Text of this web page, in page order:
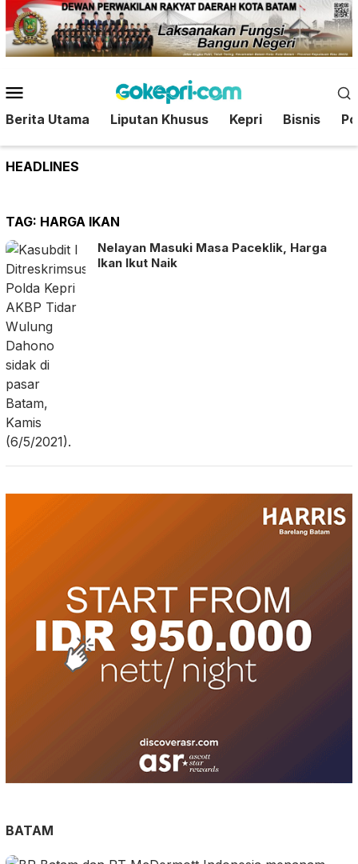
Loncat
ke
konten
Mobile
Berita Utama Liputan Khusus Kepri Bisnis
HEADLINES
TAG: HARGA IKAN
Nelayan Masuki Masa Paceklik, Harga
Ikan Ikut Naik
BATAM